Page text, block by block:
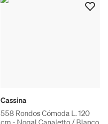
Cassina
558 Rondos Cómoda L. 120
cm - Nogal Canaletto / Blanco